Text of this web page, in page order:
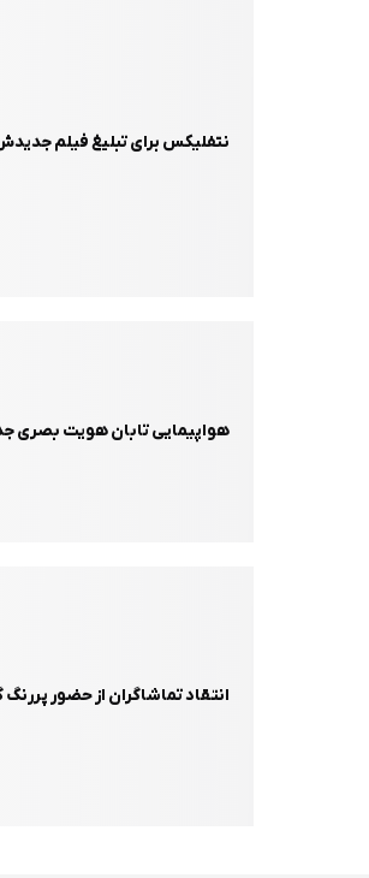
نتفلیکس برای تبلیغ فیلم
هواپیمایی تابان هویت بصری
انتقاد تماشاگران از حضور